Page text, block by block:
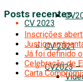
CV 2021
CV 2023
CV2023 –
Posts recentes
Inscrições
Justiça
Já foi definido
Celebração de
Carta